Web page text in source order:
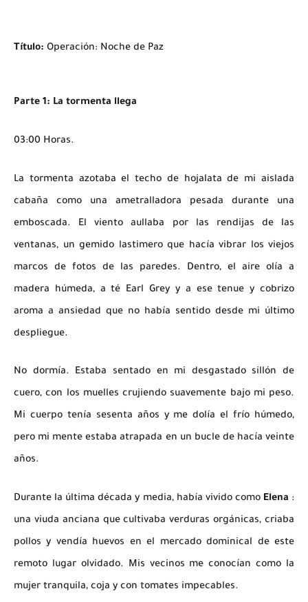
Título: Operación: Noche de Paz
Parte 1: La tormenta llega
03:00 Horas.
La tormenta azotaba el techo de hojalata de mi aislada
cabaña como una ametralladora pesada durante una
emboscada. El viento aullaba por las rendijas de las
ventanas, un gemido lastimero que hacía vibrar los viejos
marcos de fotos de las paredes. Dentro, el aire olía a
madera húmeda, a té Earl Grey y a ese tenue y cobrizo
aroma a ansiedad que no había sentido desde mi último
despliegue.
No dormía. Estaba sentado en mi desgastado sillón de
cuero, con los muelles crujiendo suavemente bajo mi peso.
Mi cuerpo tenía sesenta años y me dolía el frío húmedo,
pero mi mente estaba atrapada en un bucle de hacía veinte
años.
Durante la última década y media, había vivido como Elena :
una viuda anciana que cultivaba verduras orgánicas, criaba
pollos y vendía huevos en el mercado dominical de este
remoto lugar olvidado. Mis vecinos me conocían como la
mujer tranquila, coja y con tomates impecables.